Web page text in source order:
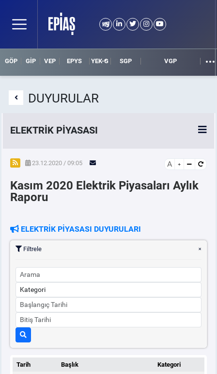
GÖP GİP VEP EPYS YEK-G SGP VGP
DUYURULAR
ELEKTRİK PİYASASI
SPOT ELEKTRİK PİYASALARI
ÖRNEK FİNANS BELGELERİ
PİYASAKAYITSÜRECİ
SERBEST TÜKETİCİ
MALİ UZLAŞTIRMA
TEMİNAT
BÜLTENLER
23.12.2020 / 09:05 A
Kasım 2020 Elektrik Piyasaları Aylık
Raporu
ELEKTRİK PİYASASI DUYURULARI
Filtrele
Tarih Başlık
Kategori